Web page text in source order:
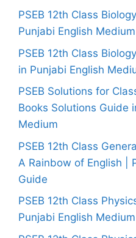
PSEB 12th Class
Punjabi English Medium
PSEB 12th Class
in Punjabi English
PSEB Solutions for
Books Solutions Guide
Medium
PSEB 12th Class
A Rainbow of English |
Guide
PSEB 12th Class
Punjabi English Medium